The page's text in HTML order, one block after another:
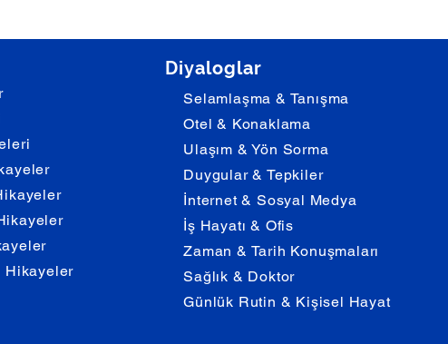
Diyaloglar
Selamlaşma & Tanışma
Otel & Konaklama
Ulaşım & Yön Sorma
Duygular & Tepkiler
İnternet & Sosyal Medya
İş Hayatı & Ofis
Zaman & Tarih Konuşmaları
Sağlık & Doktor
Günlük Rutin & Kişisel Hayat